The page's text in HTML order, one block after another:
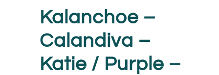
Kalanchoe –
Calandiva –
Katie / Purple –